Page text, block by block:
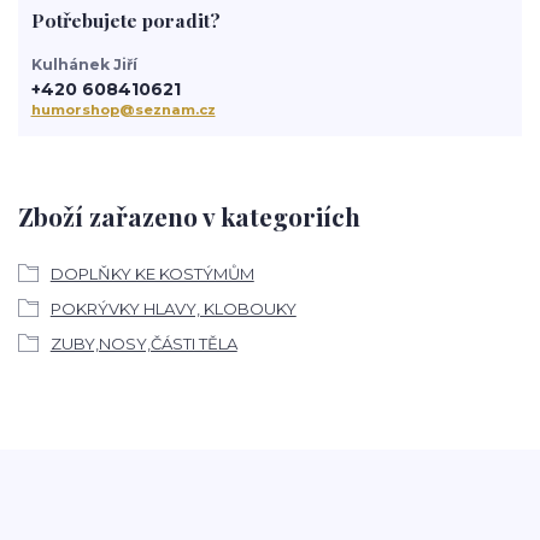
Zboží zařazeno v kategoriích
DOPLŇKY KE KOSTÝMŮM
POKRÝVKY HLAVY, KLOBOUKY
ZUBY,NOSY,ČÁSTI TĚLA
Potřebujete poradit?
Kulhánek Jiří
+420 608410621
humorshop@seznam.cz